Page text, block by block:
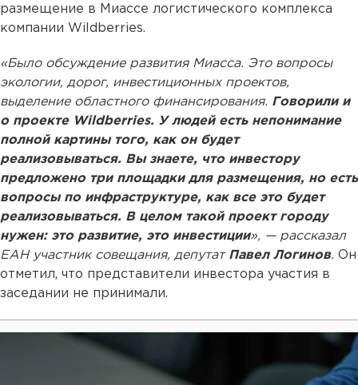
размещение в Миассе логистического комплекса
компании Wildberries.
«Было обсуждение развития Миасса. Это вопросы
экологии, дорог, инвестиционных проектов,
выделение областного финансирования. Говорили и
о проекте Wildberries. У людей есть непонимание
полной картины того, как он будет
реализовываться. Вы знаете, что инвестору
предложено три площадки для размещения, но есть
вопросы по инфраструктуре, как все это будет
реализовываться. В целом такой проект городу
нужен: это развитие, это инвестиции», — рассказал
ЕАН участник совещания, депутат Павел Логинов. Он
отметил, что представители инвестора участия в
заседании не принимали.